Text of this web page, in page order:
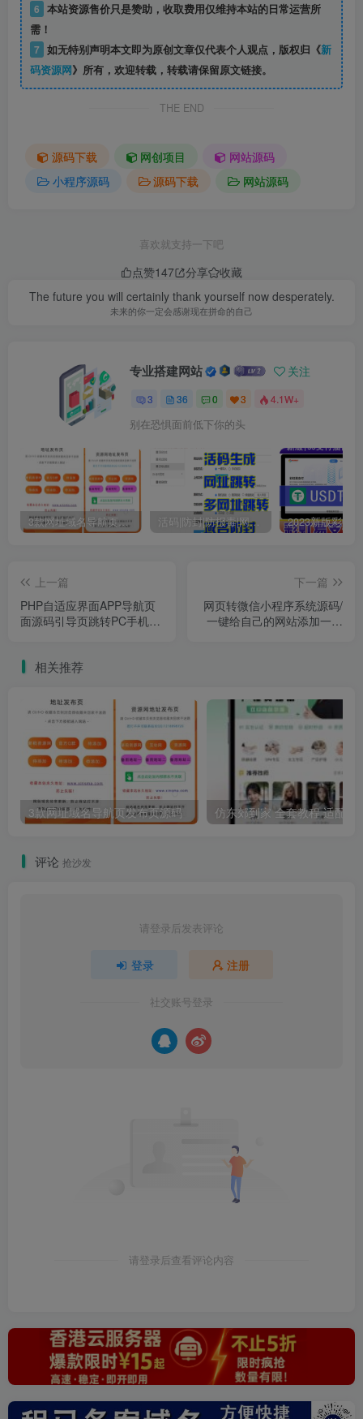
6 本站资源售价只是赞助，收取费用仅维持本站的日常运营所
需！
7 如无特别声明本文即为原创文章仅代表个人观点，版权归《新
码资源网》所有，欢迎转载，转载请保留原文链接。
THE END
源码下载 网创项目
网站源码
小程序源码
源码下载 网站源码
喜欢就支持一下吧
点赞147 分享
收藏
The future you will certainly thank yourself now desperately.
未来的你一定会感谢现在拼命的自己
专业搭建网站 关注
3 36 0 3 4.1W+
别在恐惧面前低下你的头
3款网址域名导航页发布页源码 活码|防封|防报毒|网址跳转|多网址跳转|活码生成
上一篇
PHP自适应界面APP导航页
面源码引导页跳转PC手机独
下一篇
网页转微信小程序系统源码/
一键给自己的网站添加一个
相关推荐
3款网址域名导航页发布页源码
评论 抢沙发
请登录后发表评论
登录 注册
社交账号登录
请登录后查看评论内容